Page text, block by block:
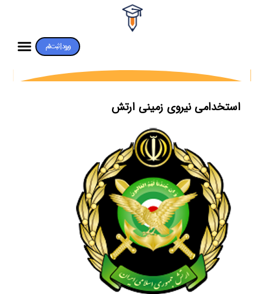
ورود | ثبت‌نام
استخدامی نیروی زمینی ارتش